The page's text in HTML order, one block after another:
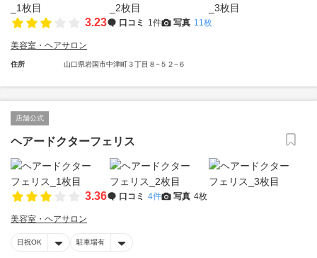
3.23 口コミ 1件 写真 11枚
美容室・ヘアサロン
住所 山口県岩国市中津町３丁目８−５２−６
店舗公式
ヘアードクターフェリス
3.36 口コミ 4件 写真 4枚
美容室・ヘアサロン
日祝OK 駐車場有